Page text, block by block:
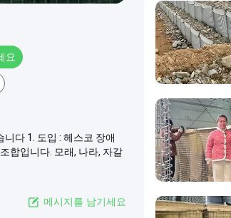
요
다 1. 도입 : 헤스코 장애
합입니다. 모래, 나라, 자갈
메시지를 남기세요